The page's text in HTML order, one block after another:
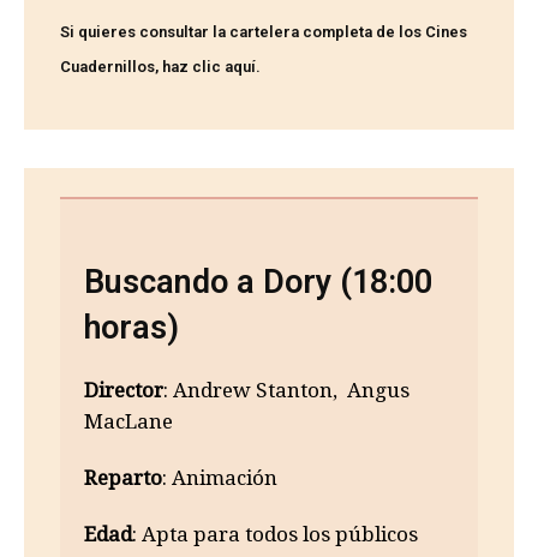
Si quieres consultar la cartelera completa de los Cines
Cuadernillos, haz clic aquí.
Buscando a Dory (18:00
horas)
Director: Andrew Stanton, Angus
MacLane
Reparto: Animación
Edad: Apta para todos los públicos